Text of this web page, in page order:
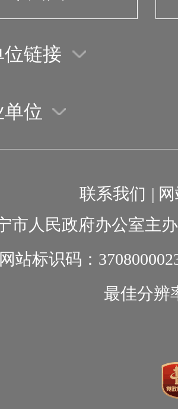
链接
位
联系我们 |
市人民政府办公室主
站标识码：
最佳分辨